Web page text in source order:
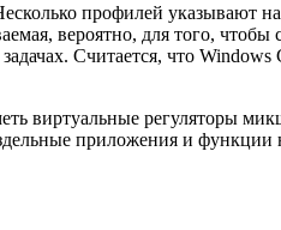
профилей
вероятно, для того, чтобы
Считается, что
виртуальные регуляторы
приложения и